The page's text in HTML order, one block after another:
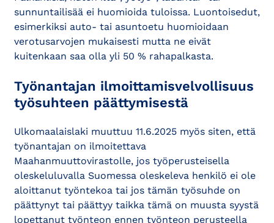
sunnuntailisää ei huomioida tuloissa. Luontoisedut,
esimerkiksi auto- tai asuntoetu huomioidaan
verotusarvojen mukaisesti mutta ne eivät
kuitenkaan saa olla yli 50 % rahapalkasta.
Työnantajan ilmoittamisvelvollisuus
työsuhteen päättymisestä
Ulkomaalaislaki muuttuu 11.6.2025 myös siten, että
työnantajan on ilmoitettava
Maahanmuuttovirastolle, jos työperusteisella
oleskeluluvalla Suomessa oleskeleva henkilö ei ole
aloittanut työntekoa tai jos tämän työsuhde on
päättynyt tai päättyy taikka tämä on muusta syystä
lopettanut työnteon ennen työnteon perusteella